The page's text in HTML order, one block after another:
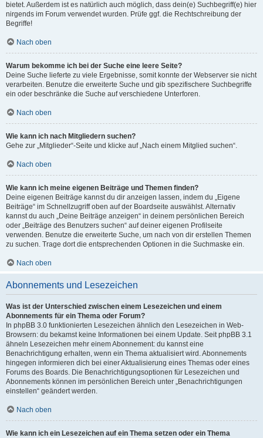
bietet. Außerdem ist es natürlich auch möglich, dass dein(e) Suchbegriff(e) hier
nirgends im Forum verwendet wurden. Prüfe ggf. die Rechtschreibung der
Begriffe!
Nach oben
Warum bekomme ich bei der Suche eine leere Seite?
Deine Suche lieferte zu viele Ergebnisse, somit konnte der Webserver sie nicht
verarbeiten. Benutze die erweiterte Suche und gib spezifischere Suchbegriffe
ein oder beschränke die Suche auf verschiedene Unterforen.
Nach oben
Wie kann ich nach Mitgliedern suchen?
Gehe zur „Mitglieder“-Seite und klicke auf „Nach einem Mitglied suchen“.
Nach oben
Wie kann ich meine eigenen Beiträge und Themen finden?
Deine eigenen Beiträge kannst du dir anzeigen lassen, indem du „Eigene
Beiträge“ im Schnellzugriff oben auf der Boardseite auswählst. Alternativ
kannst du auch „Deine Beiträge anzeigen“ in deinem persönlichen Bereich
oder „Beiträge des Benutzers suchen“ auf deiner eigenen Profilseite
verwenden. Benutze die erweiterte Suche, um nach von dir erstellen Themen
zu suchen. Trage dort die entsprechenden Optionen in die Suchmaske ein.
Nach oben
Abonnements und Lesezeichen
Was ist der Unterschied zwischen einem Lesezeichen und einem
Abonnements für ein Thema oder Forum?
In phpBB 3.0 funktionierten Lesezeichen ähnlich den Lesezeichen in Web-
Browsern: du bekamst keine Informationen bei einem Update. Seit phpBB 3.1
ähneln Lesezeichen mehr einem Abonnement: du kannst eine
Benachrichtigung erhalten, wenn ein Thema aktualisiert wird. Abonnements
hingegen informieren dich bei einer Aktualisierung eines Themas oder eines
Forums des Boards. Die Benachrichtigungsoptionen für Lesezeichen und
Abonnements können im persönlichen Bereich unter „Benachrichtigungen
einstellen“ geändert werden.
Nach oben
Wie kann ich ein Lesezeichen auf ein Thema setzen oder ein Thema